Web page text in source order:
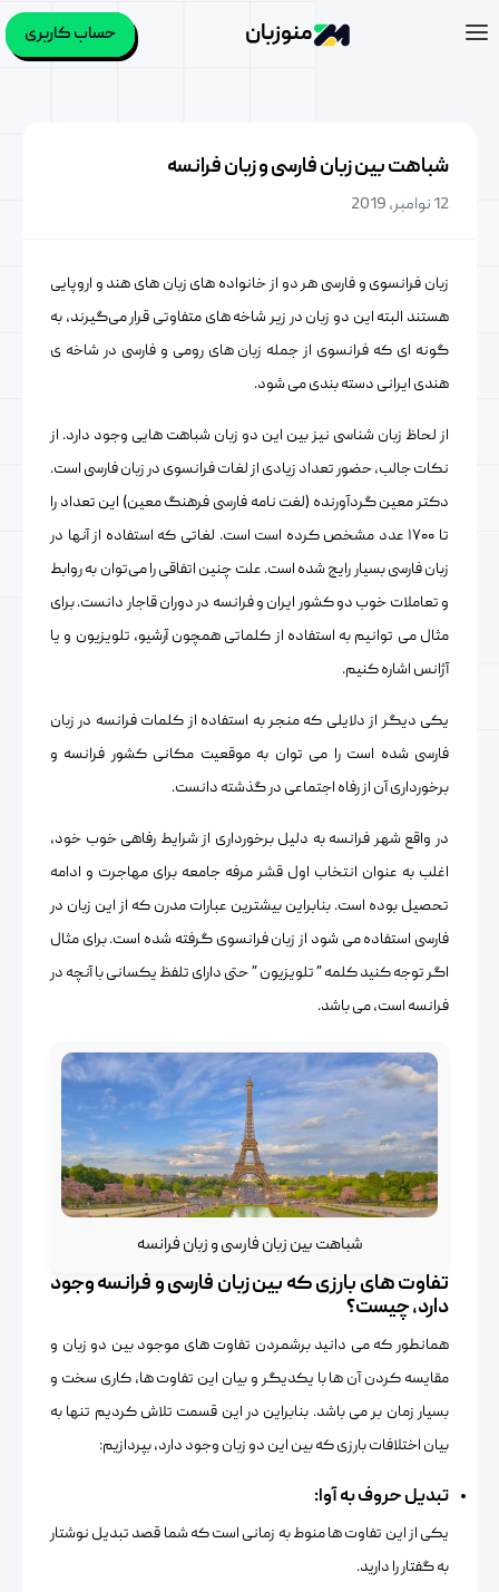
منوزبان حساب کاربری
شباهت بین زبان فارسی و زبان فرانسه
12 نوامبر, 2019
زبان فرانسوی و فارسی هر دو از خانواده های زبان های هند و اروپایی
هستند البته این دو زبان در زیر شاخه های متفاوتی قرار می‌گیرند، به
گونه ای که فرانسوی از جمله زبان های رومی و فارسی در شاخه ی
هندی ایرانی دسته بندی می شود.
از لحاظ زبان شناسی نیز بین این دو زبان شباهت هایی وجود دارد. از
نکات جالب، حضور تعداد زیادی از لغات فرانسوی در زبان فارسی است.
دکتر معین گردآورنده (لغت نامه فارسی فرهنگ معین) این تعداد را
تا ۱۷۰۰ عدد مشخص کرده است است. لغاتی که استفاده از آنها در
زبان فارسی بسیار رایج شده است. علت چنین اتفاقی را می‌توان به روابط
و تعاملات خوب دو کشور ایران و فرانسه در دوران قاجار دانست. برای
مثال می ‌توانیم به استفاده از کلماتی همچون آرشیو، تلویزیون و یا
آژانس اشاره کنیم.
یکی دیگر از دلایلی که منجر به استفاده از کلمات فرانسه در زبان
فارسی شده است را می توان به موقعیت مکانی کشور فرانسه و
برخورداری آن از رفاه اجتماعی در گذشته دانست.
در واقع شهر فرانسه به دلیل برخورداری از شرایط رفاهی خوب خود،
اغلب به عنوان انتخاب اول قشر مرفه جامعه برای مهاجرت و ادامه
تحصیل بوده است. بنابراین بیشترین عبارات مدرن که از این زبان در
فارسی استفاده می شود از زبان فرانسوی گرفته شده است. برای مثال
اگر توجه کنید کلمه ” تلویزیون ” حتی دارای تلفظ یکسانی با آنچه در
فرانسه است، می باشد.
شباهت بین زبان فارسی و زبان فرانسه
تفاوت های بارزی که بین زبان فارسی و فرانسه وجود
دارد، چیست؟
همانطور که می دانید برشمردن تفاوت های موجود بین دو زبان و
مقایسه کردن آن ها با یکدیگر و بیان این تفاوت ها، کاری سخت و
بسیار زمان بر می باشد. بنابراین در این قسمت تلاش کردیم تنها به
بیان اختلافات بارزی که بین این دو زبان وجود دارد، بپردازیم:
تبدیل حروف به آوا:
یکی از این تفاوت ها منوط به زمانی است که شما قصد تبدیل نوشتار
به گفتار را دارید.